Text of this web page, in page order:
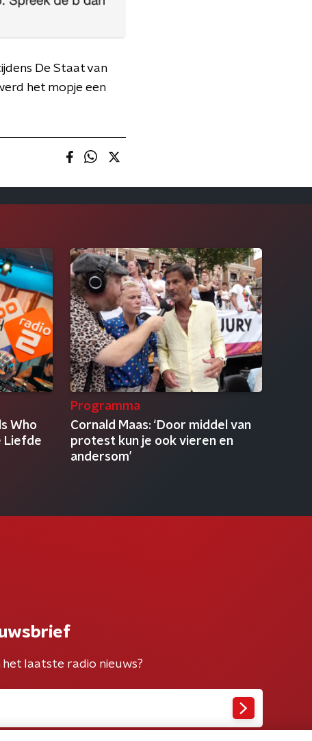
De Staat van
het mopje een
Who
Liefde
Programma
Cornald Maas: ‘Door middel van
protest kun je ook vieren en
andersom’
laatste radio nieuws?